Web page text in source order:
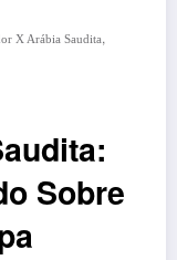
X Arábia Saudita,
Sobre